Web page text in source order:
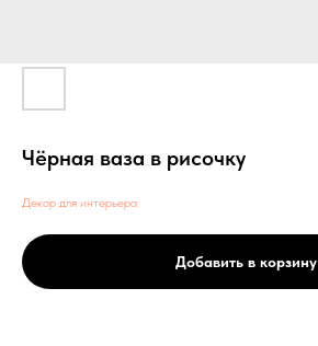
Чёрная ваза в рисочку
Декор для интерьера
Добавить в корзину